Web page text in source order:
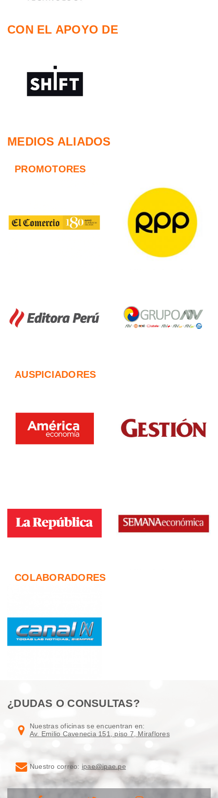
CON EL APOYO DE
MEDIOS ALIADOS
PROMOTORES
AUSPICIADORES
COLABORADORES
¿DUDAS O CONSULTAS?
Nuestras oficinas se encuentran en:
Av. Emilio Cavenecia 151, piso 7, Miraflores
Nuestro correo: ipae@ipae.pe